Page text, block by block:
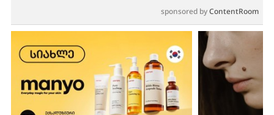
sponsored byContentRoom